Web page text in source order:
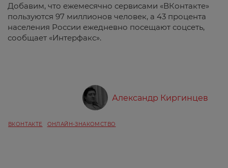
Добавим, что ежемесячно сервисами «ВКонтакте»
пользуются 97 миллионов человек, а 43 процента
населения России ежедневно посещают соцсеть,
сообщает «Интерфакс».
Александр Киргинцев
ВКОНТАКТЕ ОНЛАЙН-ЗНАКОМСТВО